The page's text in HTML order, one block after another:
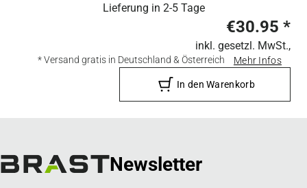
Lieferung in 2-5 Tage
€30.95 *
inkl. gesetzl. MwSt.,
* Versand gratis in Deutschland & Österreich Mehr Infos
In den Warenkorb
Newsletter